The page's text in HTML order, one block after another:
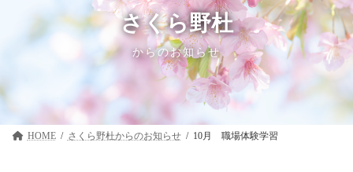
さくら野杜
からのお知らせ
HOME さくら野杜 10月 職場体験学習